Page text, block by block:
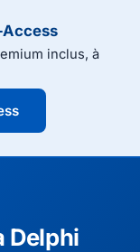
inclus, à
Delphi